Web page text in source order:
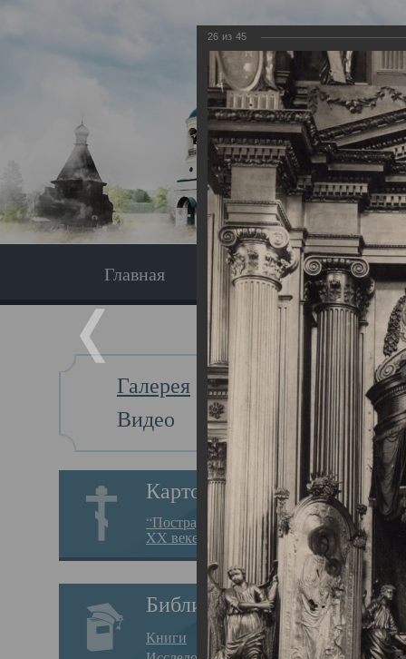
Главная Экскурсия
Галерея
Видео
Картотека
“Пострадавшие за веру в
XX веке на Севере”
Библиотека
Книги
Главная
26 из 45